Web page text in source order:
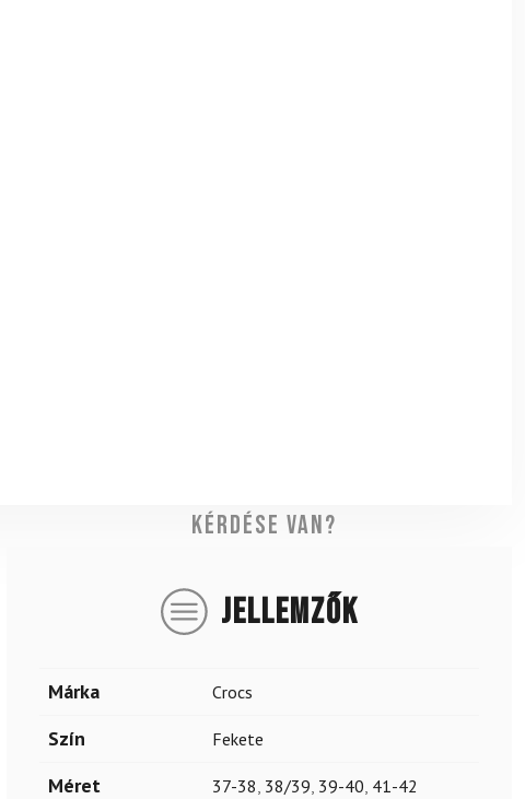
Kérdése van?
JELLEMZŐK
Márka Crocs
Szín Fekete
Méret 37-38, 38/39, 39-40, 41-42